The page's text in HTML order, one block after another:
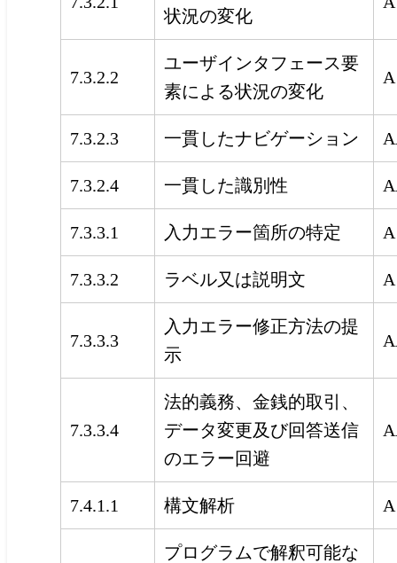
状況の変化
7.3.2.2
ユーザインタフェース要
素による状況の変化
A
7.3.2.3 一貫したナビゲーション
7.3.2.4 一貫した識別性
7.3.3.1 入力エラー箇所の特定 A
7.3.3.2 ラベル又は説明文 A
7.3.3.3
入力エラー修正方法の提
示
7.3.3.4
法的義務、金銭的取引、
データ変更及び回答送信
のエラー回避
7.4.1.1 構文解析 A
プログラムで解釈可能な